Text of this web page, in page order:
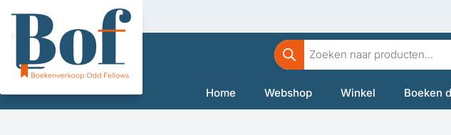
inhoud
Producten
zoeken
Home Webshop Winkel Boeken